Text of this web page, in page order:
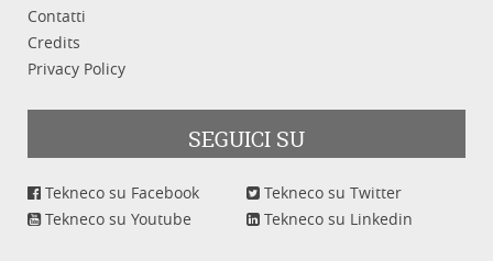
Contatti
Credits
Privacy Policy
SEGUICI SU
Tekneco su Facebook
Tekneco su Twitter
Tekneco su Youtube
Tekneco su Linkedin